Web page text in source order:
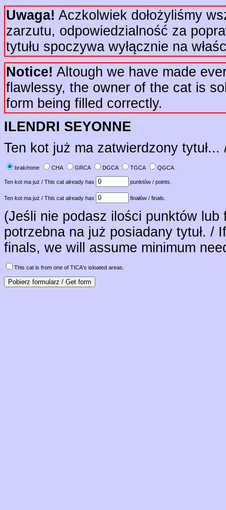
Uwaga! Aczkolwiek dołożyliśmy
zarzutu, odpowiedzialność za
tytułu spoczywa wyłącznie na
Notice! Altough we have made
flawlessy, the owner of the cat is
form being filled correctly.
ILENDRI SEYONNE
Ten kot już ma zatwierdzony
brak/none CHA GRCA DGCA TGCA QGCA
Ten kot ma już / This cat already has punktów / points.
Ten kot ma już / This cat already has finałów / finals.
(Jeśli nie podasz ilości punktów lub
potrzebna na już posiadany tytuł. /
finals, we will assume minimum
This cat is from one of TICA's isloated areas.